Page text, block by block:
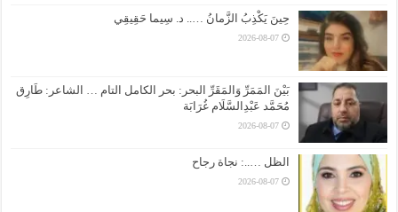
حِينَ يَكْذِبُ الزَّمانُ ….. د. سِيما حَقِيقِي
2026-08-07
بَيْنَ المَمَرِّ وَالمَقَرِّ البحر: بحر الكامل التام … الشاعر: طَارِق
مُحَمَّد عَبْدِالسَّلَام غُرَابَة
2026-08-07
الظل …..: نجاة رجاح
2026-08-07